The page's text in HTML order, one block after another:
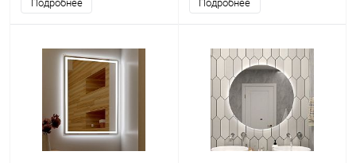
Подробнее Подробнее